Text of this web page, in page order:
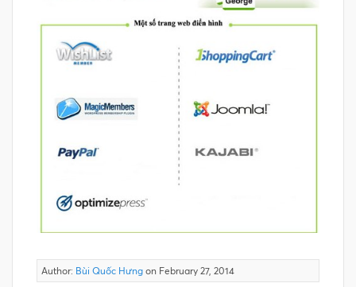
Author: Bùi Quốc Hưng on February 27, 2014